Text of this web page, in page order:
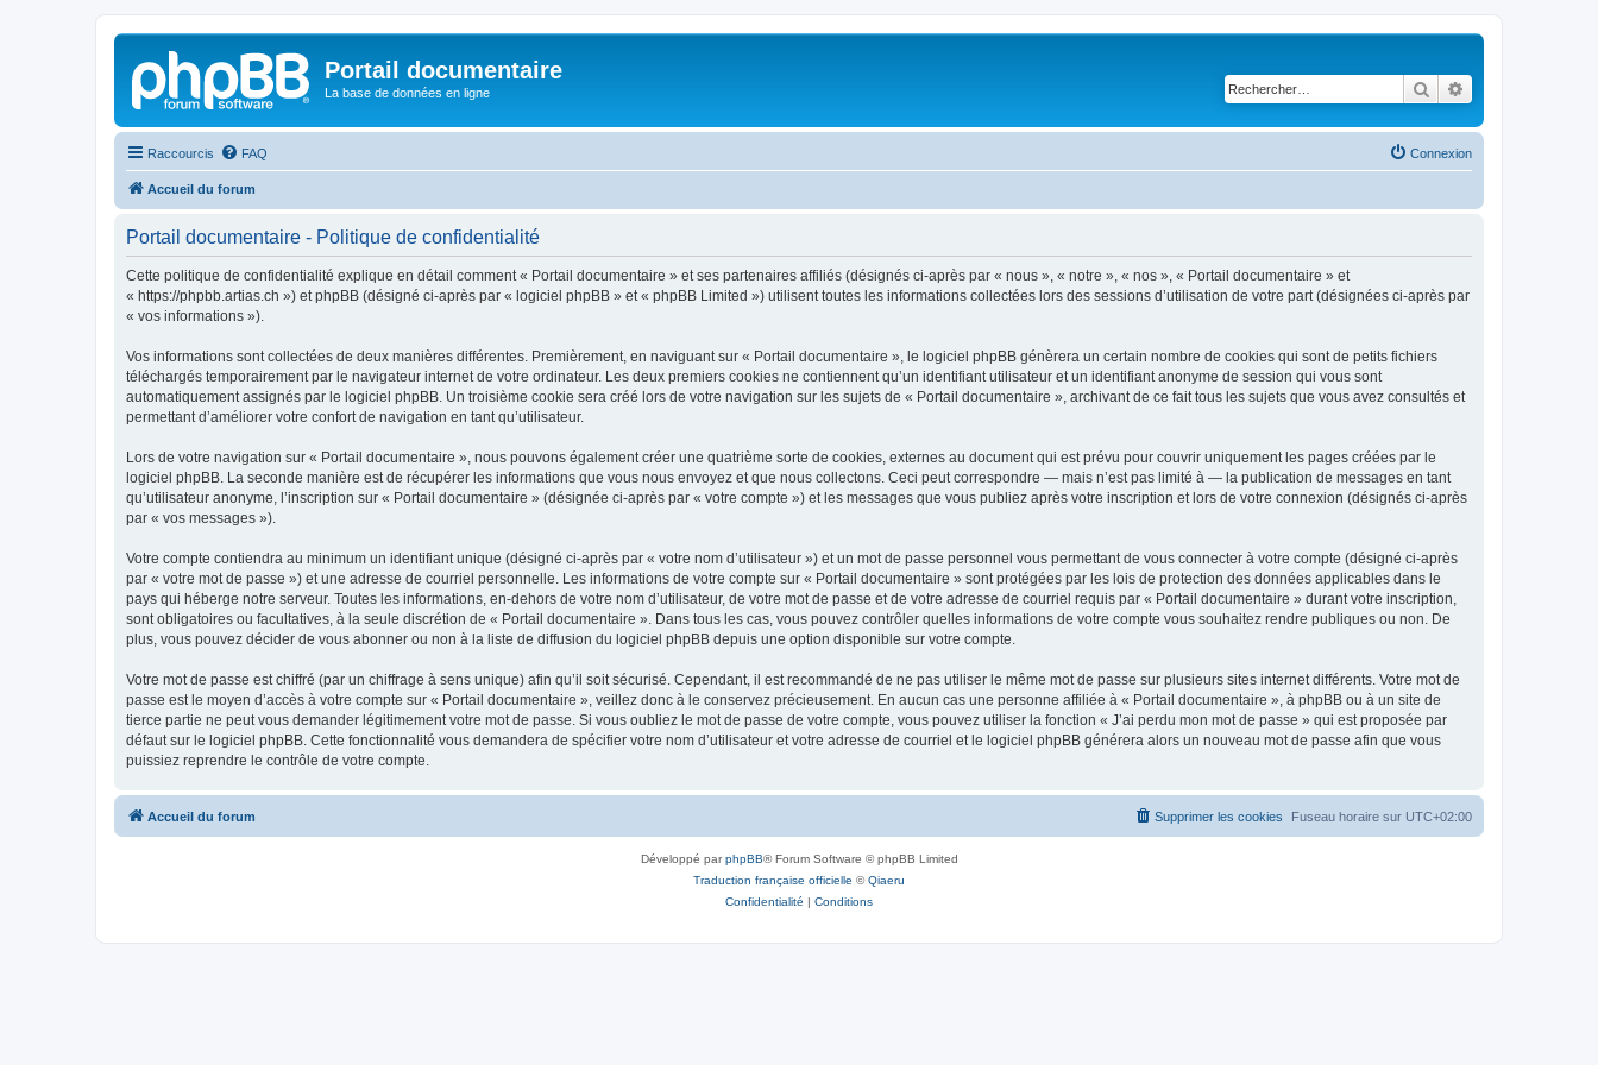
Portail documentaire
La base de données en ligne Rechercher
Raccourcis FAQ Connexion
Accueil du forum
Portail documentaire - Politique de confidentialité
Cette politique de confidentialité explique en détail comment « Portail documentaire » et ses partenaires affiliés (désignés ci-après par « nous », « notre », « nos », « Portail documentaire » et
« https://phpbb.artias.ch ») et phpBB (désigné ci-après par « logiciel phpBB » et « phpBB Limited ») utilisent toutes les informations collectées lors des sessions d’utilisation de votre part (désignées ci-après par
« vos informations »).
Vos informations sont collectées de deux manières différentes. Premièrement, en naviguant sur « Portail documentaire », le logiciel phpBB génèrera un certain nombre de cookies qui sont de petits fichiers
téléchargés temporairement par le navigateur internet de votre ordinateur. Les deux premiers cookies ne contiennent qu’un identifiant utilisateur et un identifiant anonyme de session qui vous sont
automatiquement assignés par le logiciel phpBB. Un troisième cookie sera créé lors de votre navigation sur les sujets de « Portail documentaire », archivant de ce fait tous les sujets que vous avez consultés et
permettant d’améliorer votre confort de navigation en tant qu’utilisateur.
Lors de votre navigation sur « Portail documentaire », nous pouvons également créer une quatrième sorte de cookies, externes au document qui est prévu pour couvrir uniquement les pages créées par le
logiciel phpBB. La seconde manière est de récupérer les informations que vous nous envoyez et que nous collectons. Ceci peut correspondre — mais n’est pas limité à — la publication de messages en tant
qu’utilisateur anonyme, l’inscription sur « Portail documentaire » (désignée ci-après par « votre compte ») et les messages que vous publiez après votre inscription et lors de votre connexion (désignés ci-après
par « vos messages »).
Votre compte contiendra au minimum un identifiant unique (désigné ci-après par « votre nom d’utilisateur ») et un mot de passe personnel vous permettant de vous connecter à votre compte (désigné ci-après
par « votre mot de passe ») et une adresse de courriel personnelle. Les informations de votre compte sur « Portail documentaire » sont protégées par les lois de protection des données applicables dans le
pays qui héberge notre serveur. Toutes les informations, en-dehors de votre nom d’utilisateur, de votre mot de passe et de votre adresse de courriel requis par « Portail documentaire » durant votre inscription,
sont obligatoires ou facultatives, à la seule discrétion de « Portail documentaire ». Dans tous les cas, vous pouvez contrôler quelles informations de votre compte vous souhaitez rendre publiques ou non. De
plus, vous pouvez décider de vous abonner ou non à la liste de diffusion du logiciel phpBB depuis une option disponible sur votre compte.
Votre mot de passe est chiffré (par un chiffrage à sens unique) afin qu’il soit sécurisé. Cependant, il est recommandé de ne pas utiliser le même mot de passe sur plusieurs sites internet différents. Votre mot de
passe est le moyen d’accès à votre compte sur « Portail documentaire », veillez donc à le conservez précieusement. En aucun cas une personne affiliée à « Portail documentaire », à phpBB ou à un site de
tierce partie ne peut vous demander légitimement votre mot de passe. Si vous oubliez le mot de passe de votre compte, vous pouvez utiliser la fonction « J’ai perdu mon mot de passe » qui est proposée par
défaut sur le logiciel phpBB. Cette fonctionnalité vous demandera de spécifier votre nom d’utilisateur et votre adresse de courriel et le logiciel phpBB générera alors un nouveau mot de passe afin que vous
puissiez reprendre le contrôle de votre compte.
Accueil du forum Fuseau horaire sur UTC+02:00
Supprimer les cookies
Développé parphpBB® Forum Software © phpBB Limited
Traduction française officielle ©Qiaeru
Confidentialité | Conditions